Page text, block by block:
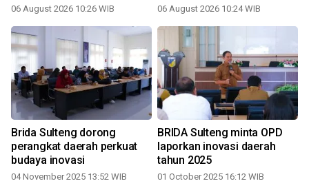
06 August 2026 10:26 WIB 06 August 2026 10:24 WIB
Brida Sulteng dorong
perangkat daerah perkuat
budaya inovasi
04 November 2025 13:52 WIB
BRIDA Sulteng minta OPD
laporkan inovasi daerah
tahun 2025
01 October 2025 16:12 WIB